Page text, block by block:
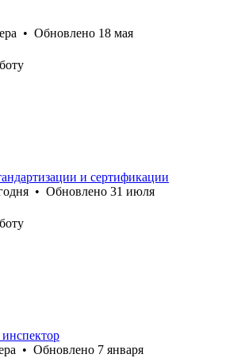
• Обновлено 18 мая
и сертификации
• Обновлено 31 июля
• Обновлено 7 января